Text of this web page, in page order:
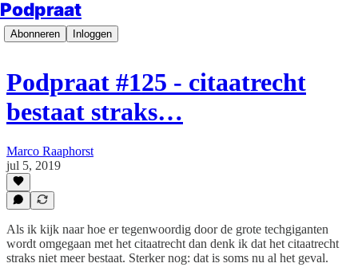
Podpraat
Abonneren Inloggen
Podpraat #125 - citaatrecht
bestaat straks…
Marco Raaphorst
jul 5, 2019
Als ik kijk naar hoe er tegenwoordig door de grote techgiganten
wordt omgegaan met het citaatrecht dan denk ik dat het citaatrecht
straks niet meer bestaat. Sterker nog: dat is soms nu al het geval.